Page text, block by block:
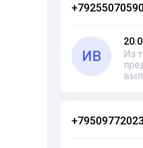
ИВ
Из
+79509772023